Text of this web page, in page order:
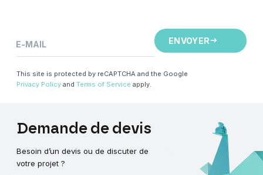
E-MAIL ENVOYER
This site is protected by reCAPTCHA and the Google
Privacy Policy and Terms of Service apply.
Demande de devis
Besoin d’un devis ou de discuter de
votre projet ?